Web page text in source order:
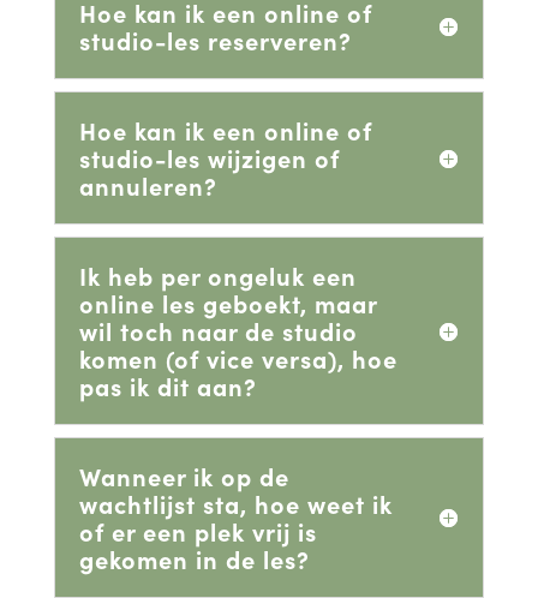
Hoe kan ik een online of
studio-les reserveren?
Hoe kan ik een online of
studio-les wijzigen of
annuleren?
Ik heb per ongeluk een
online les geboekt, maar
wil toch naar de studio
komen (of vice versa), hoe
pas ik dit aan?
Wanneer ik op de
wachtlijst sta, hoe weet ik
of er een plek vrij is
gekomen in de les?